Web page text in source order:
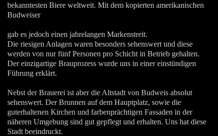
bekanntesten Biere weltweit. Mit dem kopierten amerikanischen
Budweiser
gab es jedoch einen jahrelangen Markenstreit.
Die riesigen Anlagen waren besonders sehenswert und diese
werden von nur fünf Personen pro Schicht in Betrieb gehalten.
Der einzigartige Brauprozess wurde uns in einer einstündigen
Führung erklärt.
Nebst der Brauerei ist aber die Altstadt von Budweis absolut
sehenswert. Der Brunnen auf dem Hauptplatz, sowie die
guterhaltenen Kirchen und farbenprächtigen Fassaden in der
näheren Umgebung sind gut gepflegt und erhalten. Uns hat diese
Stadt beeindruckt.